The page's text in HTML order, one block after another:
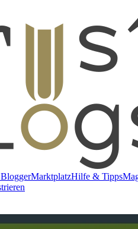
MarktplatzHilfe & Tipps